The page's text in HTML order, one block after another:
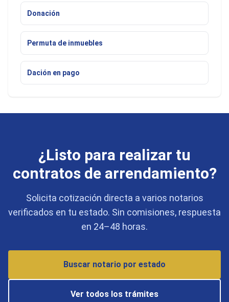
Donación
Permuta de inmuebles
Dación en pago
¿Listo para realizar tu
contratos de arrendamiento?
Solicita cotización directa a varios notarios
verificados en tu estado. Sin comisiones, respuesta
en 24–48 horas.
Buscar notario por estado
Ver todos los trámites